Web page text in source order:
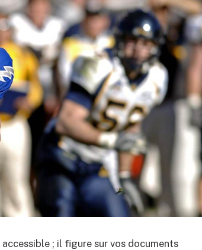
accessible ; il figure sur vos documents